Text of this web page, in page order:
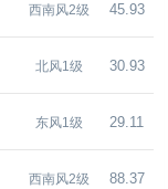
西南风2级 45.93
北风1级 30.93
东风1级 29.11
西南风2级 88.37